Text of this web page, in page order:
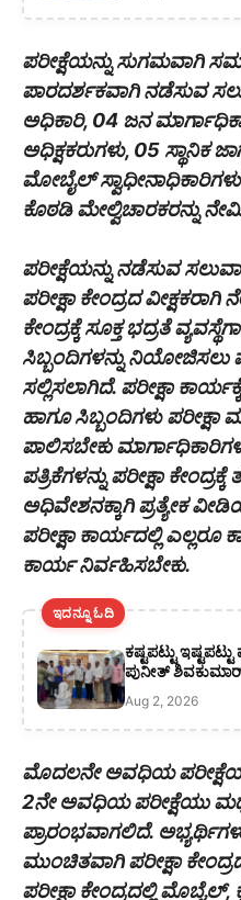
ಪರೀಕ್ಷೆಯನ್ನು ಸುಗಮವಾಗಿ
ಪಾರದರ್ಶಕವಾಗಿ ನಡೆಸುವ
ಅಧಿಕಾರಿ, 04 ಜನ
ಅಧಿಕ್ಷಕರುಗಳು, 05 ಸ್ಥಾನಿಕ
ಮೋಬೈಲ್
ಕೊಠಡಿ ಮೇಲ್ವಿಚಾರಕರನ್ನು
ಪರೀಕ್ಷೆಯನ್ನು ನಡೆಸುವ
ಪರೀಕ್ಷಾ ಕೇಂದ್ರದ ವೀಕ್ಷಕರಾಗಿ
ಕೇಂದ್ರಕ್ಕೆ ಸೂಕ್ತ ಭದ್ರತೆ
ಸಿಬ್ಬಂದಿಗಳನ್ನು
ಸಲ್ಲಿಸಲಾಗಿದೆ. ಪರೀಕ್ಷಾ
ಹಾಗೂ ಸಿಬ್ಬಂದಿಗಳು ಪರೀಕ್ಷಾ
ಪಾಲಿಸಬೇಕು
ಪತ್ರಿಕೆಗಳನ್ನು ಪರೀಕ್ಷಾ
ಅಧಿವೇಶನಕ್ಕಾಗಿ ಪ್ರತ್ಯೇಕ
ಪರೀಕ್ಷಾ ಕಾರ್ಯದಲ್ಲಿ
ಕಾರ್ಯ ನಿರ್ವಹಿಸಬೇಕು.
ಇದನ್ನೂ ಓದಿ
ಕಷ್ಟಪಟ್ಟು
ಪುನೀತ್
Aug 2, 2026
ಮೊದಲನೇ ಅವಧಿಯ
2ನೇ ಅವಧಿಯ ಪರೀಕ್ಷೆಯು
ಪ್ರಾರಂಭವಾಗಲಿದೆ.
ಮುಂಚಿತವಾಗಿ ಪರೀಕ್ಷಾ
ಪರೀಕ್ಷಾ ಕೇಂದ್ರದಲ್ಲಿ